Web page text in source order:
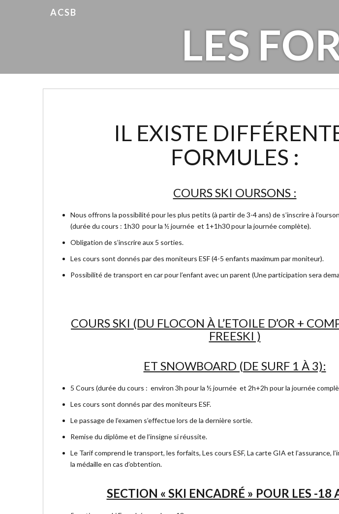
ACSB
LES
IL EXISTE
FORMULES :
COURS SKI OURSONS :
Nous offrons la possibilité pour les plus petits (à partir de 3-4 ans) de s’inscrire à
(durée du cours : 1h30 pour la ½ journée et 1+1h30 pour la journée complète).
Obligation de s’inscrire aux 5 sorties.
Les cours sont donnés par des moniteurs ESF (4-5 enfants maximum par moniteur).
Possibilité de transport en car pour l’enfant avec un parent (Une participation sera
COURS SKI (DU FLOCON À L’ETOILE D’OR +
FREESKI )
ET SNOWBOARD (DE SURF 1 À 3):
5 Cours (durée du cours : environ 3h pour la ½ journée et 2h+2h pour la journée
Les cours sont donnés par des moniteurs ESF.
Le passage de l’examen s’effectue lors de la dernière sortie.
Remise du diplôme et de l’insigne si réussite.
Le Tarif comprend le transport, les forfaits, Les cours ESF, La carte GIA et l’assurance,
la médaille en cas d’obtention.
SECTION « SKI ENCADRÉ » POUR LES -18